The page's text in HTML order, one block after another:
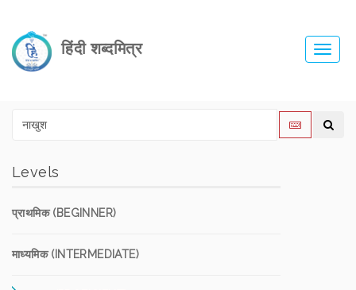
हिंदी शब्दमित्र
Levels
प्राथमिक (BEGINNER)
माध्यमिक (INTERMEDIATE)